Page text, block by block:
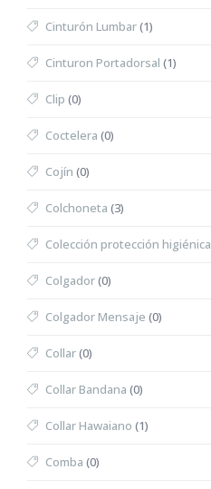
Cinturón Lumbar(1)
Cinturon Portadorsal (1)
Clip (0)
Coctelera (0)
Cojín (0)
Colchoneta (3)
Colección protección higiénica
Colgador(0)
Colgador Mensaje (0)
Collar(0)
Collar Bandana (0)
Collar Hawaiano (1)
Comba (0)